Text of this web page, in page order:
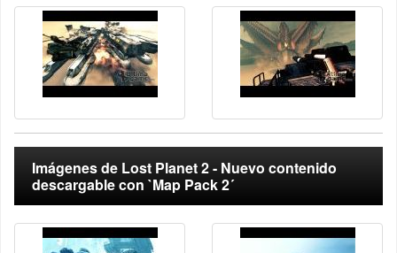
Imágenes de Lost Planet 2 - Nuevo contenido
descargable con `Map Pack 2´